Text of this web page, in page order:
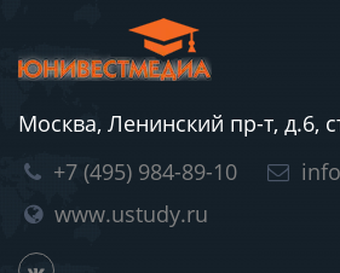
Москва, Ленинский пр-т, д.6,
+7 (495) 984-89-10
www.ustudy.ru